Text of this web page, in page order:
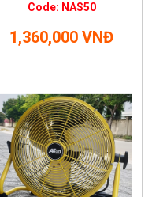
Code: NAS50
1,360,000 VNĐ